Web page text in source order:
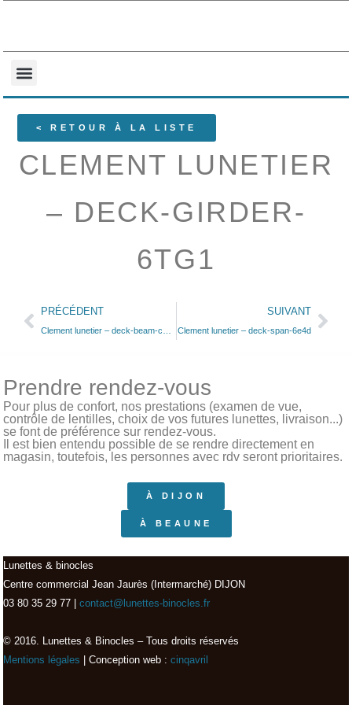
< RETOUR À LA LISTE
CLEMENT LUNETIER
– DECK-GIRDER-
6TG1
PRÉCÉDENT SUIVANT
Clement lunetier – deck-span-6e4d
Prendre rendez-vous
Pour plus de confort, nos prestations (examen de vue,
contrôle de lentilles, choix de vos futures lunettes, livraison...)
se font de préférence sur rendez-vous.
Il est bien entendu possible de se rendre directement en
magasin, toutefois, les personnes avec rdv seront prioritaires.
À DIJON
À BEAUNE
Lunettes & binocles
Centre commercial Jean Jaurès (Intermarché) DIJON
03 80 35 29 77 |
contact@lunettes-binocles.fr
© 2016. Lunettes & Binocles – Tous droits réservés​
Mentions légales | Conception web : cinqavril